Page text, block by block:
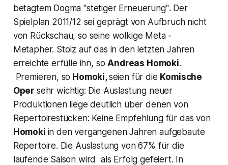
betagtem Dogma"stetiger Erneuerung". Der
Spielplan 2011/12 sei geprägt von Aufbruch nicht
von Rückschau, so seine wolkige Meta -
Metapher. Stolz auf das in den letzten Jahren
erreichte erfülle ihn, soAndreas Homoki.
Premieren, so Homoki,seien für die Komische
Oper sehr wichtig: Die Auslastung neuer
Produktionen liege deutlich über denen von
Repertoirestücken: Keine Empfehlung für das von
Homoki in den vergangenen Jahren aufgebaute
Repertoire. Die Auslastung von 67% für die
laufende Saison wird als Erfolg gefeiert. In